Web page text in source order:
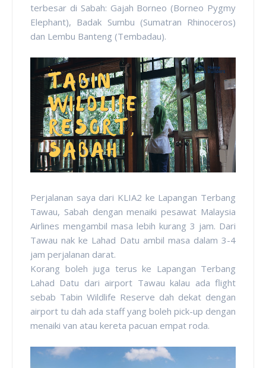
terbesar di Sabah: Gajah Borneo (Borneo Pygmy
Elephant), Badak Sumbu (Sumatran Rhinoceros)
dan Lembu Banteng (Tembadau).
Perjalanan saya dari KLIA2 ke Lapangan Terbang
Tawau, Sabah dengan menaiki pesawat Malaysia
Airlines mengambil masa lebih kurang 3 jam. Dari
Tawau nak ke Lahad Datu ambil masa dalam 3-4
jam perjalanan darat.
Korang boleh juga terus ke Lapangan Terbang
Lahad Datu dari airport Tawau kalau ada flight
sebab Tabin Wildlife Reserve dah dekat dengan
airport tu dah ada staff yang boleh pick-up dengan
menaiki van atau kereta pacuan empat roda.